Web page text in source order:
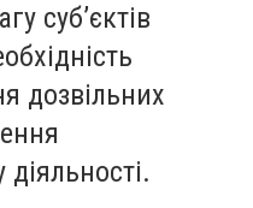
суб’єктів
дозвільних